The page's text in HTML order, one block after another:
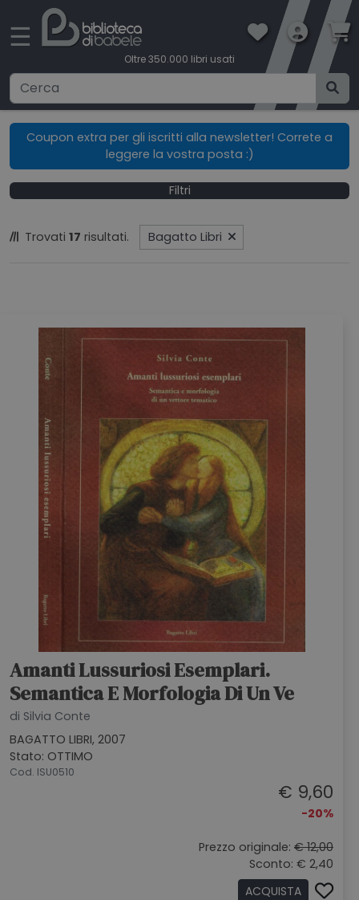
☰
Oltre 350.000 libri usati
Ricerca avanzata
HOME
BLOG
CHI SIAMO
OUTLET
Coupon extra per gli iscritti alla newsletter! Correte a
leggere la vostra posta :)
Filtri
Trovati 17 risultati. Bagatto Libri
Amanti Lussuriosi Esemplari.
Semantica E Morfologia Di Un Ve
di Silvia Conte
BAGATTO LIBRI, 2007
Stato: OTTIMO
Cod. ISU0510
€ 9,60
-20%
Prezzo originale: € 12,00
Sconto: € 2,40
ACQUISTA